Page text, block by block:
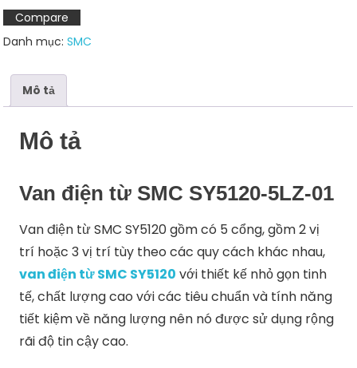
5LZ-
01
số
Compare
Danh mục:SMC
Mô tả
Mô tả
Van điện từ SMC SY5120-5LZ-01
Van điện từ SMC SY5120 gồm có 5 cổng, gồm 2 vị
trí hoặc 3 vị trí tùy theo các quy cách khác nhau,
van điện từ SMC SY5120 với thiết kế nhỏ gọn tinh
tế, chất lượng cao với các tiêu chuẩn và tính năng
tiết kiệm về năng lượng nên nó được sử dụng rộng
rãi độ tin cậy cao.